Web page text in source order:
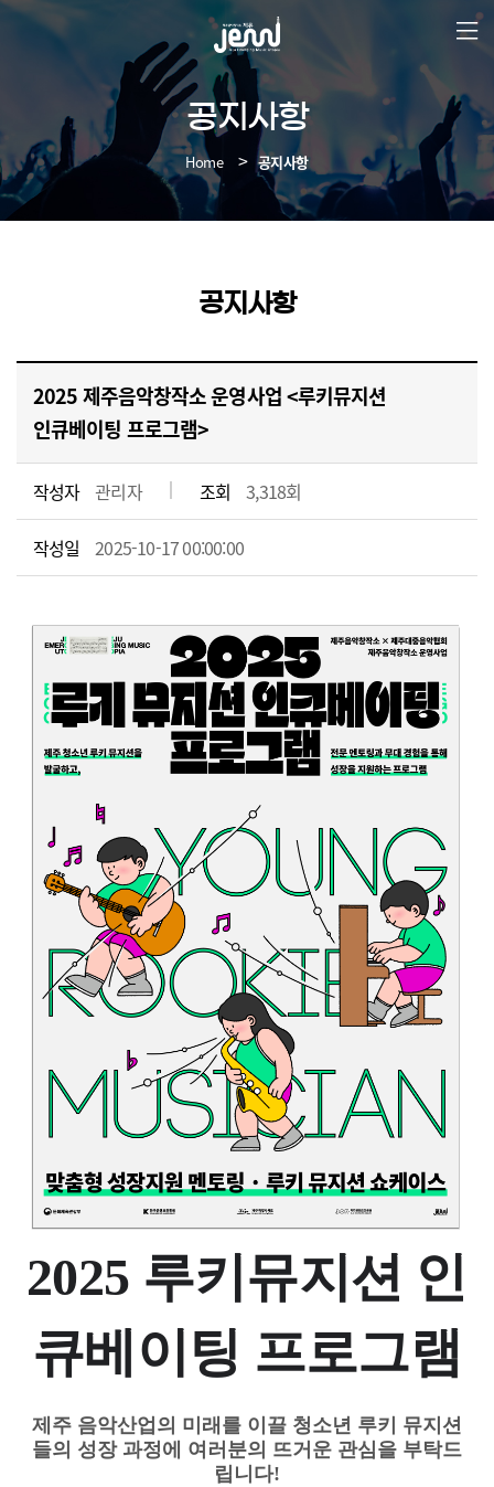
본
공지사항
Home 공지사항
공지사항
2025 제주음악창작소 운영사업 <루키뮤지션
인큐베이팅 프로그램>
작성자 관리자 조회 3,318회
작성일 2025-10-17 00:00:00
2025 루키뮤지션 인
큐베이팅 프로그램
제주 음악산업의 미래를 이끌 청소년 루키 뮤지션
들의 성장 과정에 여러분의 뜨거운 관심을 부탁드
립니다!